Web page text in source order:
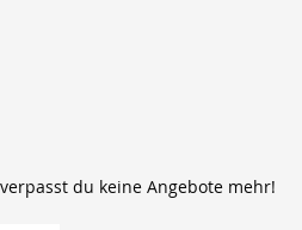
du keine Angebote mehr!